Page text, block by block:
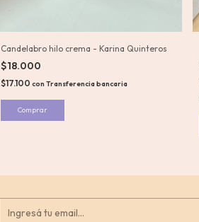
Candelabro hilo crema - Karina Quinteros
$18.000
$17.100 con Transferencia bancaria
Comprar